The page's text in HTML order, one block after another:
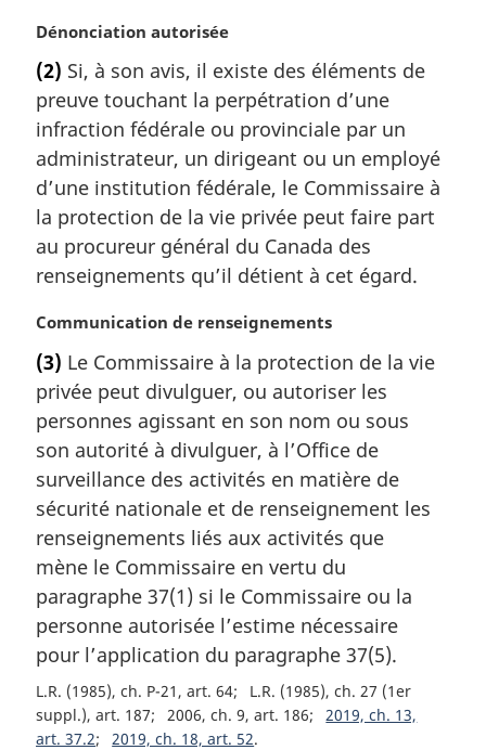
N
t
e
m
a
g
i
n
a
e
Dénonciation autorisée
(2) Si, à son avis, il existe des éléments de
preuve touchant la perpétration d’une
infraction fédérale ou provinciale par un
administrateur, un dirigeant ou un employé
d’une institution fédérale, le Commissaire à
la protection de la vie privée peut faire part
au procureur général du Canada des
renseignements qu’il détient à cet égard.
N
t
e
m
r
g
i
n
a
e
:
Communication de renseignements
(3) Le Commissaire à la protection de la vie
privée peut divulguer, ou autoriser les
personnes agissant en son nom ou sous
son autorité à divulguer, à l’Office de
surveillance des activités en matière de
sécurité nationale et de renseignement les
renseignements liés aux activités que
mène le Commissaire en vertu du
paragraphe 37(1) si le Commissaire ou la
personne autorisée l’estime nécessaire
pour l’application du paragraphe 37(5).
L.R. (1985), ch. P-21, art. 64
L.R. (1985), ch. 27 (1er
suppl.), art. 187
2006, ch. 9, art. 186
2019, ch. 13,
art. 37.2
2019, ch. 18, art. 52